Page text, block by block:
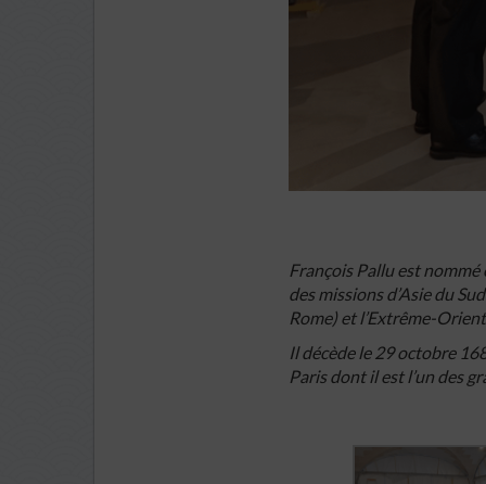
François Pallu est
des missions d’Asie du
Rome) et l’Extrême-
Il décède le 29 octobre
Paris dont il est l’un des